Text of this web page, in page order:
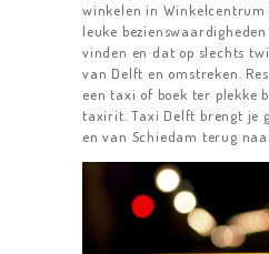
winkelen in Winkelcentrum
leuke
vinden en dat op slechts
van Delft en omstreken.
een taxi of boek ter plekke
taxirit. Taxi Delft brengt je
en van Schiedam terug